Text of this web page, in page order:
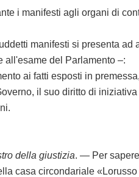
manifesti agli organi di
manifesti si presenta ad
all'esame del Parlamento –:
ai fatti esposti in
il suo diritto di
della giustizia. — Per
circondariale «Lorusso